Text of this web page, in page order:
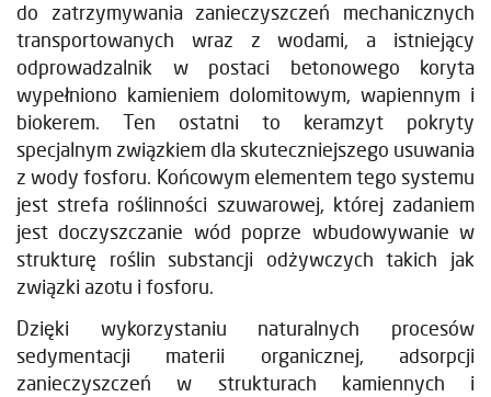
do zatrzymywania zanieczyszczeń mechanicznych
transportowanych wraz z wodami, a istniejący
odprowadzalnik w postaci betonowego koryta
wypełniono kamieniem dolomitowym, wapiennym i
biokerem. Ten ostatni to keramzyt pokryty
specjalnym związkiem dla skuteczniejszego usuwania
z wody fosforu. Końcowym elementem tego systemu
jest strefa roślinności szuwarowej, której zadaniem
jest doczyszczanie wód poprze wbudowywanie w
strukturę roślin substancji odżywczych takich jak
związki azotu i fosforu.
Dzięki wykorzystaniu naturalnych procesów
sedymentacji materii organicznej, adsorpcji
zanieczyszczeń w strukturach kamiennych i